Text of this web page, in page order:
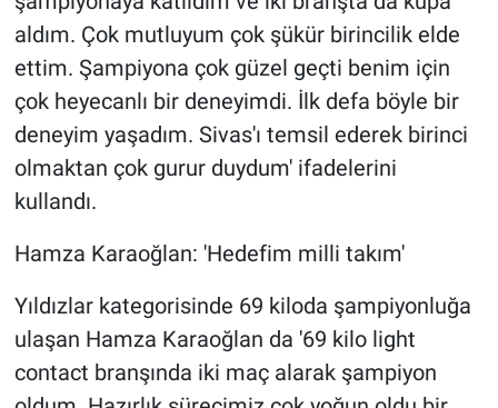
aldım. Çok mutluyum çok şükür birincilik elde
ettim. Şampiyona çok güzel geçti benim için
çok heyecanlı bir deneyimdi. İlk defa böyle bir
deneyim yaşadım. Sivas'ı temsil ederek birinci
olmaktan çok gurur duydum' ifadelerini
kullandı.
Hamza Karaoğlan: 'Hedefim milli takım'
Yıldızlar kategorisinde 69 kiloda şampiyonluğa
ulaşan Hamza Karaoğlan da '69 kilo light
contact branşında iki maç alarak şampiyon